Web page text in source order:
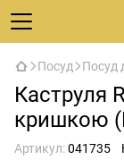
Посуд Посуд
Каструля
кришкою
Артикул:041735